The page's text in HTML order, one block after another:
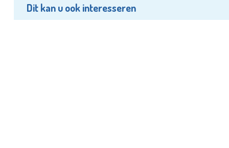
Dit kan u ook interesseren